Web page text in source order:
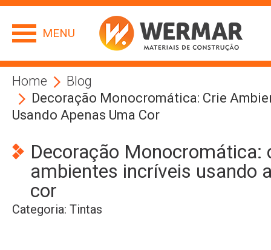
MENU
Home
Blog
Decoração Monocromática: Crie
Usando Apenas Uma Cor
Decoração Monocromática:
ambientes incríveis usando
cor
Categoria: Tintas